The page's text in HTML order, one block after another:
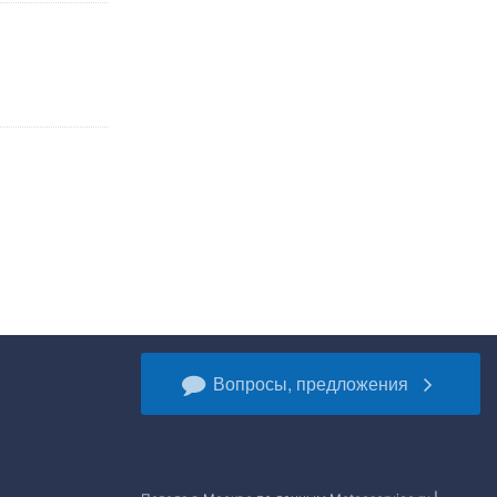
Вопросы, предложения